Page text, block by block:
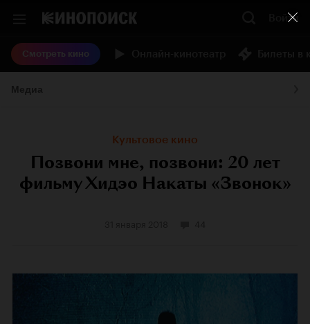
Войти
Смотреть кино
Культовое кино
Позвони мне, позвони: 20 лет
фильму Хидэо Накаты «Звонок»